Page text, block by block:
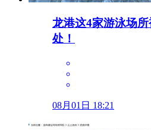
龙港这4家游泳场
处！
08月01日 18:21